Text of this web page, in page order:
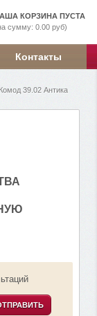
КОРЗИНА ПУСТА
сумму: 0.00 руб)
Контакты
Комод 39.02 Антика